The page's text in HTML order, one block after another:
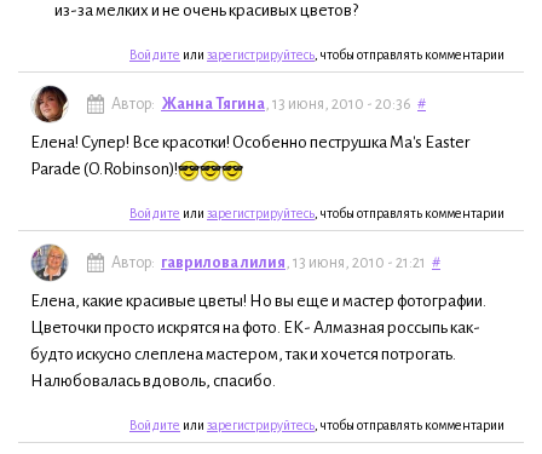
из-за мелких и не очень красивых цветов?
Войдите или зарегистрируйтесь, чтобы отправлять комментарии
Автор: Жанна Тягина, 13 июня, 2010 - 20:36 #
Елена! Супер! Все красотки! Особенно пеструшка Ma's Easter
Parade (O.Robinson)!
Войдите или зарегистрируйтесь, чтобы отправлять комментарии
Автор: гаврилова лилия, 13 июня, 2010 - 21:21 #
Елена, какие красивые цветы! Но вы еще и мастер фотографии.
Цветочки просто искрятся на фото. ЕК- Алмазная россыпь как-
будто искусно слеплена мастером, так и хочется потрогать.
Налюбовалась вдоволь, спасибо.
Войдите или зарегистрируйтесь, чтобы отправлять комментарии